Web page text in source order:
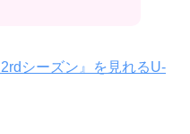
シーズン』を見れるU-